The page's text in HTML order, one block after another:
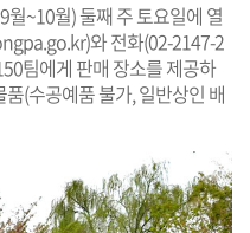
~10월) 둘째 주 토요일에 열
)와 전화(02-2147-2
팀에게 판매 장소를 제공하
(수공예품 불가, 일반상인 배